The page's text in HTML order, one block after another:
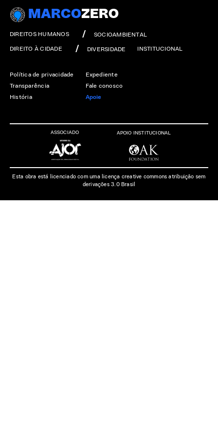
MARCOZERO
DIREITOS HUMANOS SOCIOAMBIENTAL
DIREITO À CIDADE DIVERSIDADE INSTITUCIONAL
Política de privacidade
Transparência
História
Expediente
Fale conosco
Apoie
ASSOCIADO APOIO INSTITUCIONAL
Esta obra está licenciado com uma licença creative commons atribuição sem
derivações 3.0 Brasil